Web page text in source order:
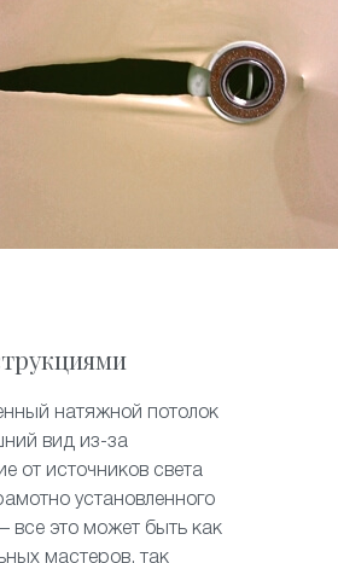
натяжной потолок
вид из-за
от источников света
установленного
все это может быть как
мастеров, так